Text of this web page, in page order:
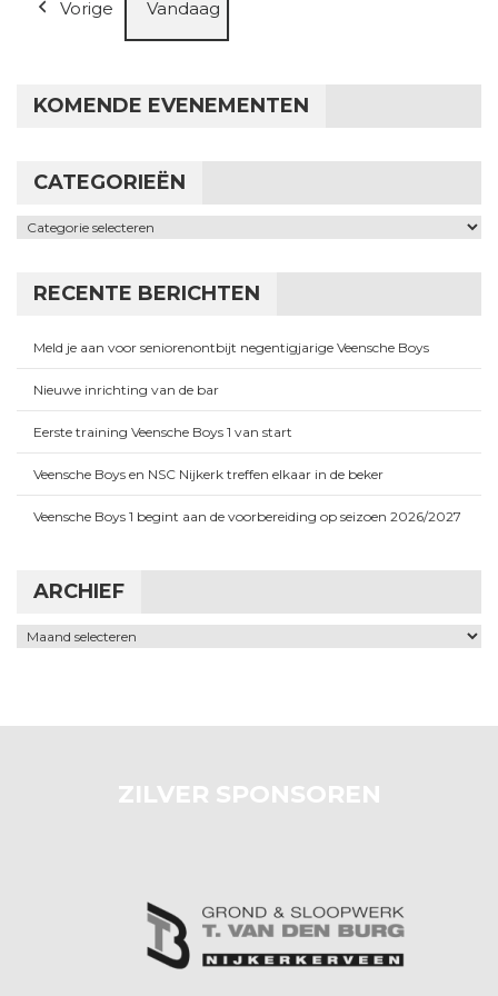
Vorige Vandaag
KOMENDE EVENEMENTEN
CATEGORIEËN
Categorieën
RECENTE BERICHTEN
Meld je aan voor seniorenontbijt negentigjarige Veensche Boys
Nieuwe inrichting van de bar
Eerste training Veensche Boys 1 van start
Veensche Boys en NSC Nijkerk treffen elkaar in de beker
Veensche Boys 1 begint aan de voorbereiding op seizoen 2026/2027
ARCHIEF
Archief
ZILVER SPONSOREN